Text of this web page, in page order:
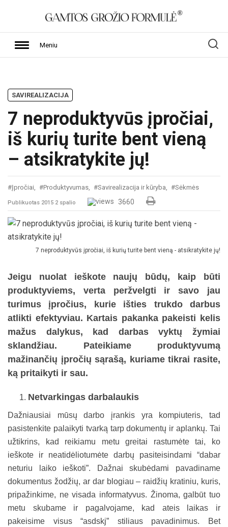
Meniu
SAVIREALIZACIJA
7 neproduktyvūs įpročiai,
iš kurių turite bent vieną
– atsikratykite jų!
#Įpročiai, #Produktyvumas, #Savirealizacija ir kūryba, #Sėkmės
Publikuotas 2015 2 spalio 3660
7 neproduktyvūs įpročiai, iš kurių turite bent vieną - atsikratykite jų!
Jeigu nuolat ieškote naujų būdų, kaip būti
produktyviems, verta peržvelgti ir savo jau
turimus įpročius, kurie išties trukdo darbus
atlikti efektyviau. Kartais pakanka pakeisti kelis
mažus dalykus, kad darbas vyktų žymiai
sklandžiau. Pateikiame produktyvumą
mažinančių įpročių sąrašą, kuriame tikrai rasite,
ką pritaikyti ir sau.
Netvarkingas darbalaukis
Dažniausiai mūsų darbo įrankis yra kompiuteris, tad
pasistenkite palaikyti tvarką tarp dokumentų ir aplankų. Tai
užtikrins, kad reikiamu metu greitai rastumėte tai, ko
ieškote ir neatidėliotumėte darbų pasiteisindami “dabar
neturiu laiko ieškoti”. Dažnai skubėdami pavadiname
dokumentus žodžių, ar dar blogiau – raidžių kratiniu, kuris,
pripažinkime, ne visada informatyvus. Žinoma, galbūt tuo
metu skubame ir pagalvojame, kad ateis laikas ir
pakeisime visus “asdskj” stiliaus pavadinimus. Bet